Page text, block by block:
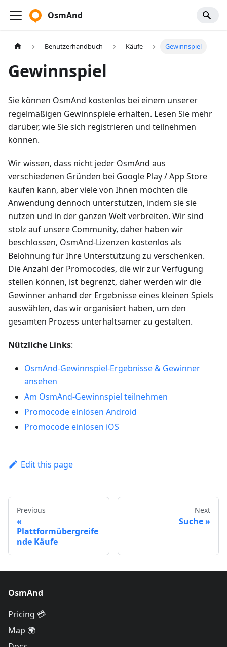
OsmAnd
Benutzerhandbuch Käufe Gewinnspiel
Gewinnspiel
Sie können OsmAnd kostenlos bei einem unserer
regelmäßigen Gewinnspiele erhalten. Lesen Sie mehr
darüber, wie Sie sich registrieren und teilnehmen
können.
Wir wissen, dass nicht jeder OsmAnd aus
verschiedenen Gründen bei Google Play / App Store
kaufen kann, aber viele von Ihnen möchten die
Anwendung dennoch unterstützen, indem sie sie
nutzen und in der ganzen Welt verbreiten. Wir sind
stolz auf unsere Community, daher haben wir
beschlossen, OsmAnd-Lizenzen kostenlos als
Belohnung für Ihre Unterstützung zu verschenken.
Die Anzahl der Promocodes, die wir zur Verfügung
stellen können, ist begrenzt, daher werden wir die
Gewinner anhand der Ergebnisse eines kleinen Spiels
auswählen, das wir organisiert haben, um den
gesamten Prozess unterhaltsamer zu gestalten.
Nützliche Links:
OsmAnd-Gewinnspiel-Ergebnisse & Gewinner
ansehen
Am OsmAnd-Gewinnspiel teilnehmen
Promocode einlösen Android
Promocode einlösen iOS
Edit this page
Previous
Plattformübergreife
nde Käufe
Next
Suche
OsmAnd
Pricing 💳
Map 🌍